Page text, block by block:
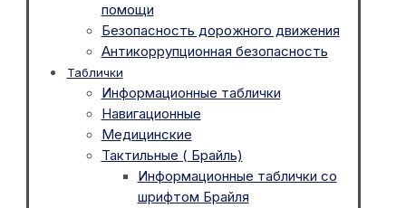
помощи
Безопасность дорожного движения
Антикоррупционная безопасность
Таблички
Информационные таблички
Навигационные
Медицинские
Тактильные ( Брайль)
Информационные таблички со
шрифтом Брайля